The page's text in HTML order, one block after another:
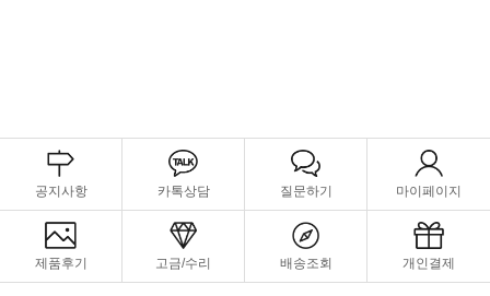
공지사항 카톡상담 질문하기 마이페이지
제품후기 고금/수리 배송조회 개인결제